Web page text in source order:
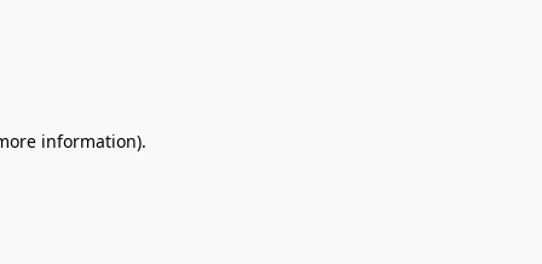
information).